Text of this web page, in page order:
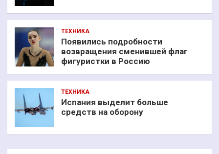
ТЕХНИКА
Появились подробности
возвращения сменившей флаг
фигуристки в Россию
ТЕХНИКА
Испания выделит больше
средств на оборону